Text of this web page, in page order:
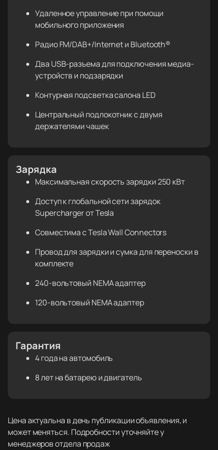
Удаленное управление при помощи
мобильного приложения
Радио FM/DAB+/Internet и Bluetooth®
Два USB-разъема для подключения медиа-
устройств и подзарядки
Контурная подсветка салона LED
Центральный подлокотник с двумя
держателями чашек
Зарядка
Максимальная скорость зарядки 250 кВт
Доступ к глобальной сети зарядок
Supercharger от Tesla
Совместима с Tesla Wall Connectors
Провод для зарядки и сумка для переноски в
комплекте
240-вольтовый NEMA адаптер
120-вольтовый NEMA адаптер
Гарантия
4 года на автомобиль
8 лет на батарею и двигатель
Цена актуальна в день публикации объявления, и
может меняться. Подробности уточняйте у
менеджеров отдела продаж